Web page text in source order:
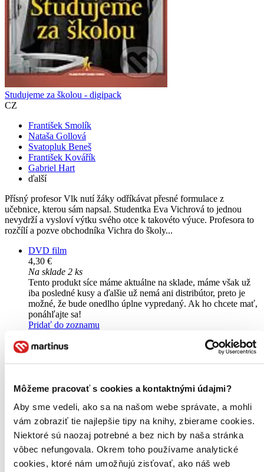
Môžeme pracovať s cookies a kontaktnými údajmi?
Aby sme vedeli, ako sa na našom webe správate, a mohli
vám zobraziť tie najlepšie tipy na knihy, zbierame cookies.
Niektoré sú naozaj potrebné a bez nich by naša stránka
vôbec nefungovala. Okrem toho používame analytické
cookies, ktoré nám umožňujú zisťovať, ako náš web
Studujeme za školou - digipack
CZ
František Smolík
Nataša Gollová
Svatopluk Beneš
František Kovářík
Gabriel Hart
ďalší
Přísný profesor Vlk nutí žáky odříkávat přesné formulace z
učebnice, kterou sám napsal. Studentka Eva Vichrová to jednou
nevydrží a vysloví výtku svého otce k takovéto výuce. Profesora to
rozčílí a pozve obchodníka Vichra do školy...
DVD film
4,30 €
Na sklade 2 ks
Tento produkt síce máme aktuálne na sklade, máme však už
iba posledné kusy a ďalšie už nemá ani distribútor, preto je
možné, že bude onedlho úplne vypredaný. Ak ho chcete mať,
ponáhľajte sa!
Pridať do zoznamu